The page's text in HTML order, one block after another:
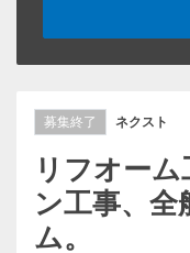
募集終了 ネクスト
リフオー
ン工事、全
ム。